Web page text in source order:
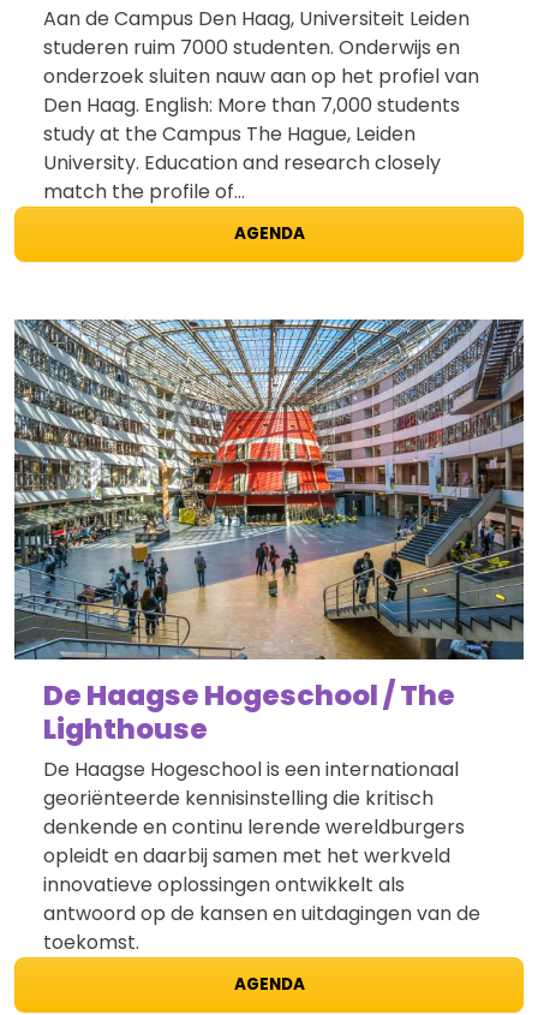
Aan de Campus Den Haag, Universiteit Leiden
studeren ruim 7000 studenten. Onderwijs en
onderzoek sluiten nauw aan op het profiel van
Den Haag. English: More than 7,000 students
study at the Campus The Hague, Leiden
University. Education and research closely
match the profile of…
AGENDA
De Haagse Hogeschool / The
Lighthouse
De Haagse Hogeschool is een internationaal
georiënteerde kennisinstelling die kritisch
denkende en continu lerende wereldburgers
opleidt en daarbij samen met het werkveld
innovatieve oplossingen ontwikkelt als
antwoord op de kansen en uitdagingen van de
toekomst.
AGENDA